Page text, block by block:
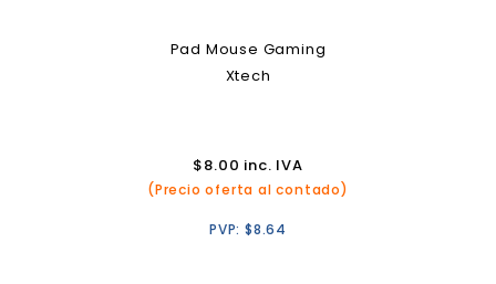
Pad Mouse Gaming
Xtech
$8.00 inc. IVA
(Precio oferta al contado)
PVP: $8.64